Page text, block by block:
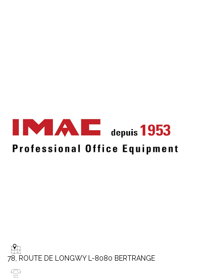
78, ROUTE DE LONGWY L-8080 BERTRANGE